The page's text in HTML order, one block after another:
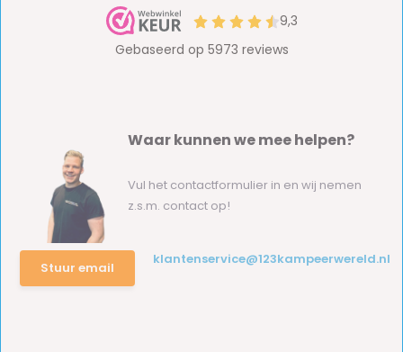
Waar kunnen we mee helpen?
Vul het contactformulier in en wij nemen
z.s.m. contact op!
Stuur email
klantenservice@123kampeerwereld.nl